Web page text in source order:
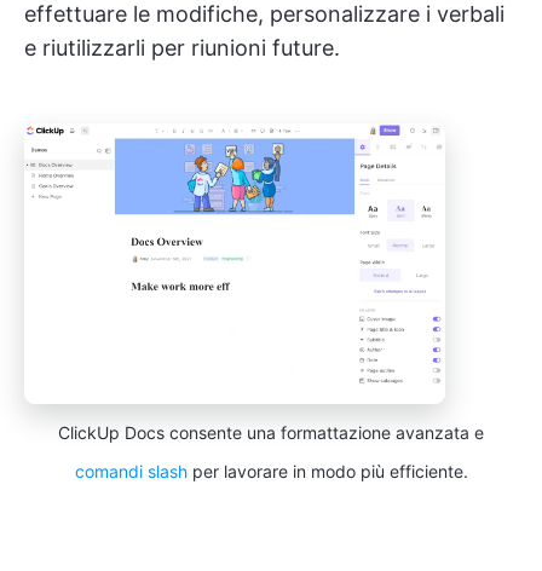
effettuare le modifiche, personalizzare i verbali
e riutilizzarli per riunioni future.
ClickUp Docs consente una formattazione avanzata e
comandi slashper lavorare in modo più efficiente.